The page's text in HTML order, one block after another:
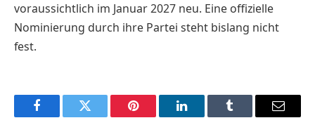
voraussichtlich im Januar 2027 neu. Eine offizielle
Nominierung durch ihre Partei steht bislang nicht
fest.
FacebookTwitter Pinterest LinkedInTumblr Email